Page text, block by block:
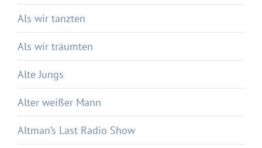
Als wir tanzten
Als wir träumten
Alte Jungs
Alter weißer Mann
Altman’s Last Radio Show